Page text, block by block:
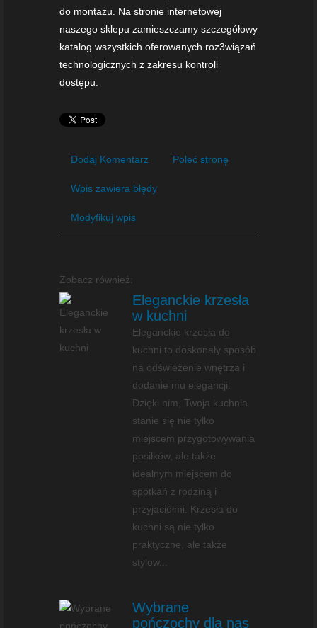
do montażu. Na stronie internetowej
naszego sklepu zamieszczamy szczegółowy
katalog wszystkich oferowanych roz3wiązań
technologicznych z zakresu kontroli
dostępu.
Dodaj Komentarz Poleć stronę
Wpis zawiera błędy
Modyfikuj wpis
Zobacz również:
Eleganckie krzesła
w kuchni
Eleganckie krzesła do
kuchni to doskonały sposób
na odświeżenie wnętrza i
dodanie mu elegancji.
Dzięki nim, Twoja kuchnia
stanie się nie tylko
miejscem przygotowywania
posiłków, ale także
idealnym miejscem do
spotkań z rodziną i
przyjaciółmi. Krzesła do
kuchni są nie tylko
praktyczne, ale także
stylow...
Wybrane
pończochy dla nas